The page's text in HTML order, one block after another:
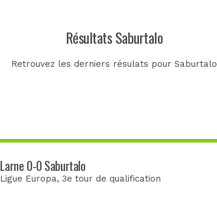
Résultats Saburtalo
Retrouvez les derniers résulats pour Saburtalo
Larne 0-0 Saburtalo
Ligue Europa, 3e tour de qualification